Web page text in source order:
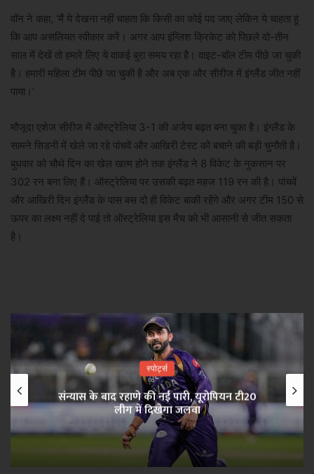
वॉन ने कहा, ‘मैं ये देखना नहीं चाहता कि किसी का कोई पद जाए लेकिन ये चाहता हूं
कि आप असलियत स्वीकार करें। अगर आप इंग्लिश क्रिकेट को पिछले दो-तीन
साल में देखें तो हमारे लिए ये वाकई बुरा समय रहा है। वाइट-बॉल टीम पीछे जा चुकी
है। हमारी महिला टीम पीछे जा चुकी है और अब एक और सीरीज में इंग्लैंड जीत नहीं
पाया।’
मौजूदा एशेज सीरीज में ऑस्ट्रेलिया 3-1 की अजेय बढ़त बना चुका है। इंग्लैंड के
सामने सिडनी में खेले जा रहे पांचवें और आखिरी टेस्ट को बचाने की बड़ी चुनौती है।
बुधवार को चौथे दिन का खेल खत्म होने तक इंग्लैंड ने 8 विकेट के नुकसान पर
302 रन बना लिए हैं। ऑस्ट्रेलिया पर उसकी बढ़त महज 119 रन की है। पांचवें
और आखिरी दिन इंग्लैंड के पास बस दो ही विकेट बाकी रहेंगे और अगर टीम 150 से
ऊपर का लक्ष्य नहीं दे पाई तो ऑस्ट्रेलिया इस मैच को भी आसानी से जीत सकता
है।
स्पोर्ट्स
संन्यास के बाद रहाणे की नई पारी, यूरोपियन टी20
लीग में दिखेगा जलवा